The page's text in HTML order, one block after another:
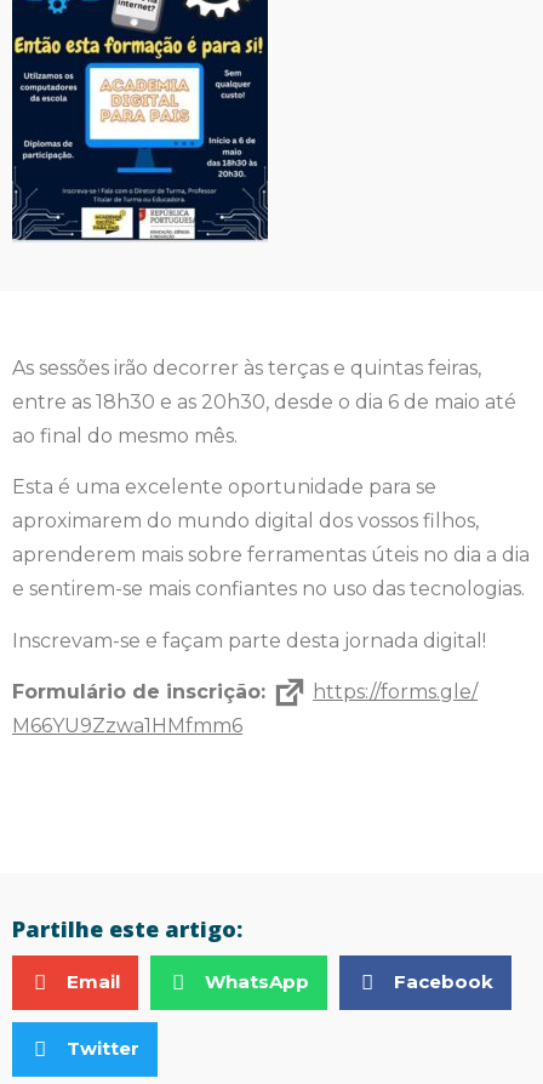
As sessões irão decorrer às terças e quintas feiras,
entre as 18h30 e as 20h30, desde o dia 6 de maio até
ao final do mesmo mês.
Esta é uma excelente oportunidade para se
aproximarem do mundo digital dos vossos filhos,
aprenderem mais sobre ferramentas úteis no dia a dia
e sentirem-se mais confiantes no uso das tecnologias.
Inscrevam-se e façam parte desta jornada digital!
Formulário de inscrição:
https://forms.gle/
M66YU9Zzwa1HMfmm6
Partilhe este artigo:
Email WhatsApp Facebook
Twitter